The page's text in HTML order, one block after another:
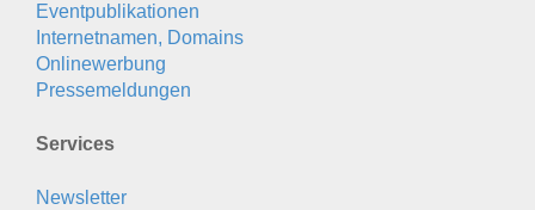
Eventpublikationen
Internetnamen, Domains
Onlinewerbung
Pressemeldungen
Services
Newsletter